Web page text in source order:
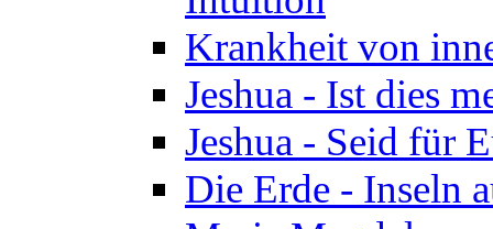
Krankheit von
Jeshua - Ist dies
Jeshua - Seid für
Die Erde - Inseln